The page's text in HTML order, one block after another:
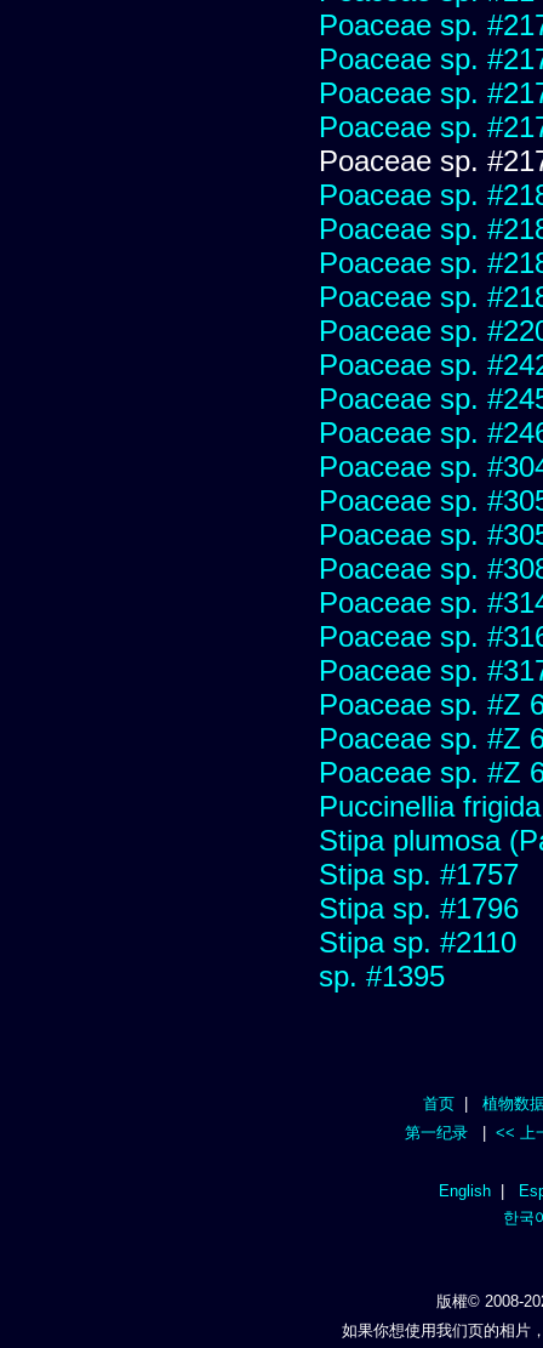
Poaceae sp.
Poaceae sp.
Poaceae sp.
Poaceae sp.
Poaceae sp.
Poaceae sp.
Poaceae sp.
Poaceae sp.
Poaceae sp.
Poaceae sp.
Poaceae sp.
Poaceae sp.
Poaceae sp.
Poaceae sp.
Poaceae sp.
Poaceae sp.
Poaceae sp.
Poaceae sp.
Poaceae sp.
Poaceae sp.
Poaceae sp. #Z
Poaceae sp. #Z
Poaceae sp. #Z
Puccinellia frigida
Stipa plumosa
Stipa sp. #1757
Stipa sp. #1796
Stipa sp. #2110
sp. #1395
首页
植物数
第一纪录| << 上
English|
한국
版權© 2008-
如果你想使用我们页的相片